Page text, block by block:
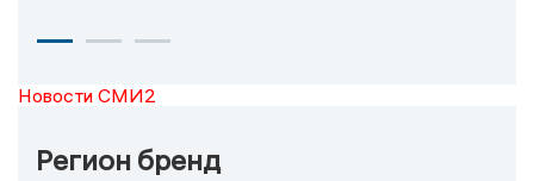
Новости СМИ2
Регион бренд